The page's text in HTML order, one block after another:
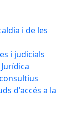
i de les
i judicials
d'accés a la